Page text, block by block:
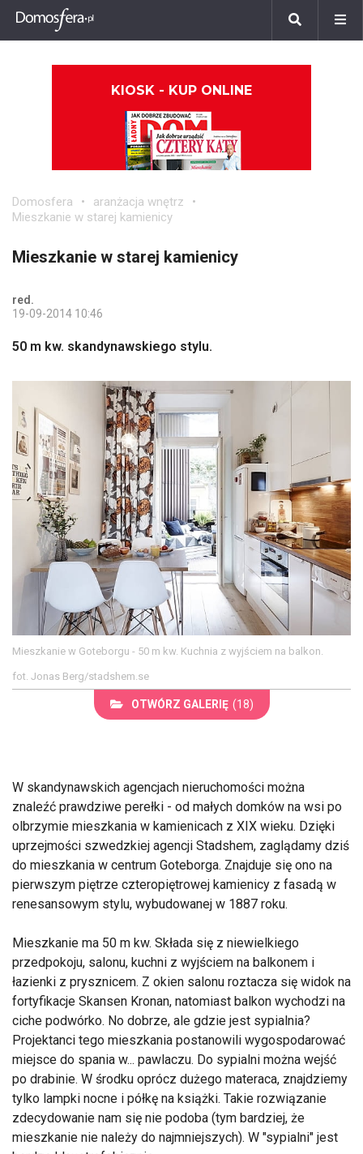
KIOSK - KUP ONLINE
Domosfera
aranżacja wnętrz
Mieszkanie w starej kamienicy
Mieszkanie w starej kamienicy
red.
19-09-2014 10:46
50 m kw. skandynawskiego stylu.
Mieszkanie w Goteborgu - 50 m kw. Kuchnia z wyjściem na balkon.
fot. Jonas Berg/stadshem.se
OTWÓRZ GALERIĘ (18)
W skandynawskich agencjach nieruchomości można
znaleźć prawdziwe perełki - od małych domków na wsi po
olbrzymie mieszkania w kamienicach z XIX wieku. Dzięki
uprzejmości szwedzkiej agencji Stadshem, zaglądamy dziś
do mieszkania w centrum Goteborga. Znajduje się ono na
pierwszym piętrze czteropiętrowej kamienicy z fasadą w
renesansowym stylu, wybudowanej w 1887 roku.
Mieszkanie ma 50 m kw. Składa się z niewielkiego
przedpokoju, salonu, kuchni z wyjściem na balkonem i
łazienki z prysznicem. Z okien salonu roztacza się widok na
fortyfikacje Skansen Kronan, natomiast balkon wychodzi na
ciche podwórko. No dobrze, ale gdzie jest sypialnia?
Projektanci tego mieszkania postanowili wygospodarować
miejsce do spania w... pawlaczu. Do sypialni można wejść
po drabinie. W środku oprócz dużego materaca, znajdziemy
tylko lampki nocne i półkę na książki. Takie rozwiązanie
zdecydowanie nam się nie podoba (tym bardziej, że
mieszkanie nie należy do najmniejszych). W "sypialni" jest